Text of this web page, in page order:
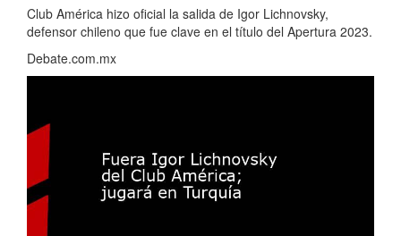
Club América hizo oficial la salida de Igor Lichnovsky,
defensor chileno que fue clave en el título del Apertura 2023.
Debate.com.mx